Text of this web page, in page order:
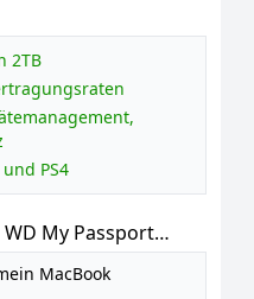
2TB
PS4
My Passport
Speicher,
Software,
MacBook